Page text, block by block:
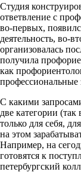
Студия
ответвление с
во-первых,
деятельность, во-
организовалась
получила
как
профессиональные
С какими
две категории (так
только для себя,
на этом
Например, на
готовятся к
петербургский